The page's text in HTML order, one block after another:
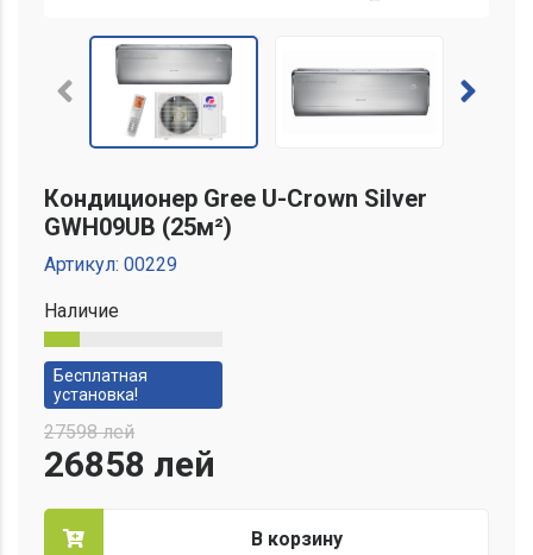
Кондиционер Gree U-Crown Silver
GWH09UB (25м²)
Артикул: 00229
Наличие
Бесплатная
установка!
27598лей
26858 лей
В корзину
аванс
Номер телефона
Отмена
Телефон или Email